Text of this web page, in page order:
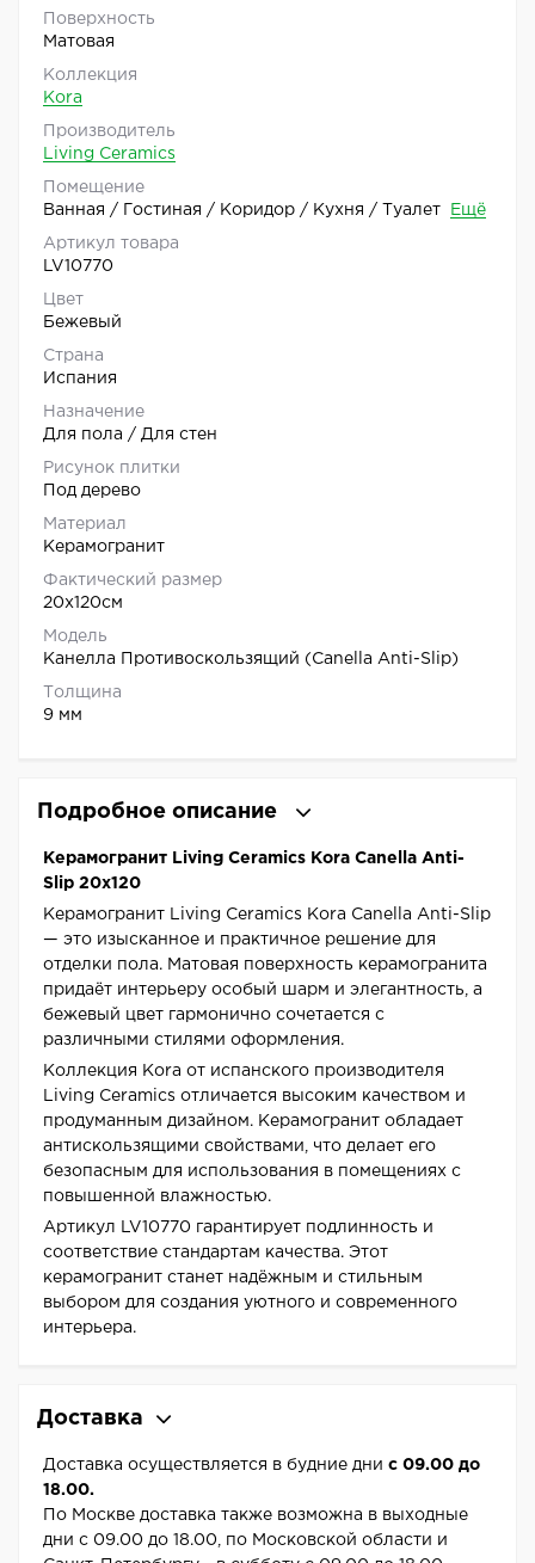
Поверхность
Матовая
Коллекция
Kora
Производитель
Living Ceramics
Помещение
Ванная / Гостиная / Коридор / Кухня / Туалет
Ещё
Артикул товара
LV10770
Цвет
Бежевый
Страна
Испания
Назначение
Для пола / Для стен
Рисунок плитки
Под дерево
Материал
Керамогранит
Фактический размер
20x120см
Модель
Канелла Противоскользящий (Canella Anti-Slip)
Толщина
9 мм
Подробное описание
Керамогранит Living Ceramics Kora Canella Anti-
Slip 20x120
Керамогранит Living Ceramics Kora Canella Anti-Slip
— это изысканное и практичное решение для
отделки пола. Матовая поверхность керамогранита
придаёт интерьеру особый шарм и элегантность, а
бежевый цвет гармонично сочетается с
различными стилями оформления.
Коллекция Kora от испанского производителя
Living Ceramics отличается высоким качеством и
продуманным дизайном. Керамогранит обладает
антискользящими свойствами, что делает его
безопасным для использования в помещениях с
повышенной влажностью.
Артикул LV10770 гарантирует подлинность и
соответствие стандартам качества. Этот
керамогранит станет надёжным и стильным
выбором для создания уютного и современного
интерьера.
Доставка
Доставка осуществляется в будние дни с 09.00 до
18.00.
По Москве доставка также возможна в выходные
дни с 09.00 до 18.00, по Московской области и